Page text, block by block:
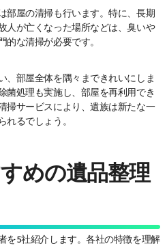
部屋の清掃も行います。特に、長期
人が亡くなった場所などは、臭いや
的な清掃が必要です。
、部屋全体を隅々まできれいにしま
菌処理も実施し、部屋を再利用でき
掃サービスにより、遺族は新たな一
れるでしょう。
めの遺品整理
を5社紹介します。各社の特徴を理解